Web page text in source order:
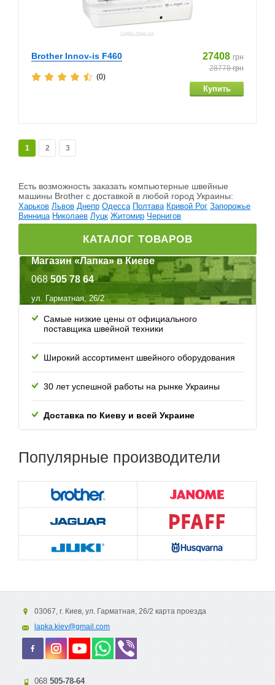
Brother Innov-is F460 27408 грн
28778грн
(0)
1 2 3
Есть возможность заказать компьютерные швейные
машины Brother c доставкой в любой город Украины:
Харьков Львов Днепр Одесса Полтава Кривой Рог Запорожье
Винница Николаев Луцк Житомир Чернигов
КАТАЛОГ ТОВАРОВ
Магазин «Лапка» в Киеве
068 505 78 64
ул. Гарматная, 26/2
Самые низкие цены от официального
поставщика швейной техники
Широкий ассортимент швейного оборудования
30 лет успешной работы на рынке Украины
Доставка по Киеву и всей Украине
Популярные производители
03067, г. Киев, ул. Гарматная, 26/2 карта проезда
lapka.kiev@gmail.com
068 505-78-64